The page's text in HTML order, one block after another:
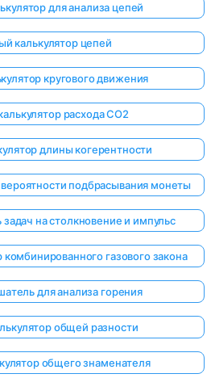
для анализа цепей
калькулятор цепей
кругового движения
расхода CO2
длины когерентности
подбрасывания монеты
на столкновение и импульс
газового закона
для анализа горения
общей разности
общего знаменателя